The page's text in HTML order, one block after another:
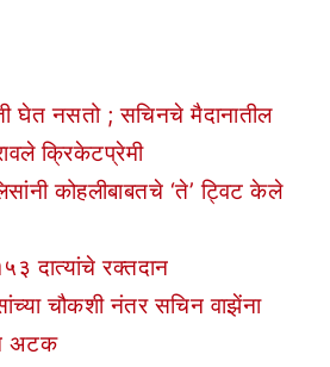
घेत नसतो ; सचिनचे मैदानातील
क्रिकेटप्रेमी
कोहलीबाबतचे ‘ते’ ट्विट केले
दात्यांचे रक्तदान
चौकशी नंतर सचिन वाझेंना
अटक